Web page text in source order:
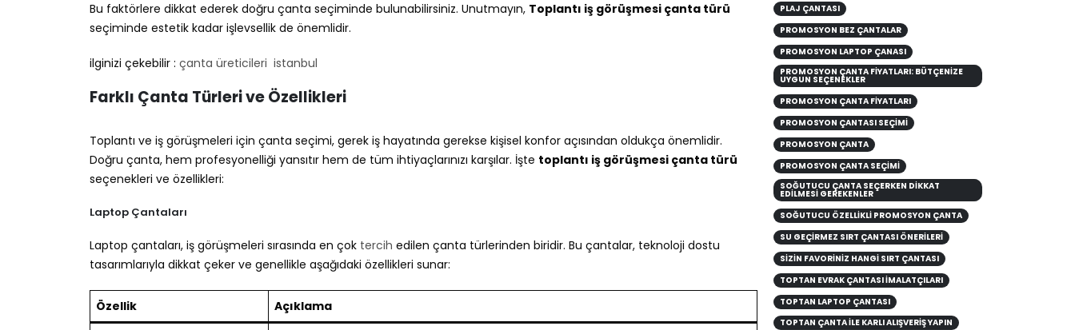
Bu faktörlere dikkat ederek doğru çanta seçiminde bulunabilirsiniz. Unutmayın, Toplantı iş görüşmesi çanta türü
seçiminde estetik kadar işlevsellik de önemlidir.
ilginizi çekebilir : çanta üreticileri istanbul
Farklı Çanta Türleri ve Özellikleri
Toplantı ve iş görüşmeleri için çanta seçimi, gerek iş hayatında gerekse kişisel konfor açısından oldukça önemlidir.
Doğru çanta, hem profesyonelliği yansıtır hem de tüm ihtiyaçlarınızı karşılar. İşte toplantı iş görüşmesi çanta türü
seçenekleri ve özellikleri:
Laptop Çantaları
Laptop çantaları, iş görüşmeleri sırasında en çok tercih edilen çanta türlerinden biridir. Bu çantalar, teknoloji dostu
tasarımlarıyla dikkat çeker ve genellikle aşağıdaki özellikleri sunar:
Özellik Açıklama
PLAJ ÇANTASI
PROMOSYON BEZ ÇANTALAR
PROMOSYON LAPTOP ÇANASI
PROMOSYON ÇANTA FIYATLARI: BÜTÇENIZE
UYGUN SEÇENEKLER
PROMOSYON ÇANTA FİYATLARI
PROMOSYON ÇANTASI SEÇİMİ
PROMOSYON ÇANTA
PROMOSYON ÇANTA SEÇIMI
SOĞUTUCU ÇANTA SEÇERKEN DIKKAT
EDILMESI GEREKENLER
SOĞUTUCU ÖZELLIKLI PROMOSYON ÇANTA
SU GEÇIRMEZ SIRT ÇANTASI ÖNERILERI
SİZİN FAVORİNİZ HANGİ SIRT ÇANTASI
TOPTAN EVRAK ÇANTASI İMALATÇILARI
TOPTAN LAPTOP ÇANTASI
TOPTAN ÇANTA ILE KARLI ALIŞVERIŞ YAPIN